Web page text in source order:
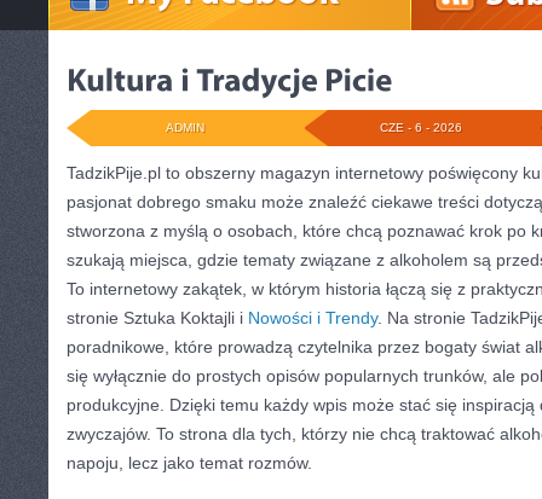
CZE - 6 - 2026
ADMIN
TadzikPije.pl to obszerny magazyn internetowy poświęcony
pasjonat dobrego smaku może znaleźć ciekawe treści
stworzona z myślą o osobach, które chcą poznawać krok po
szukają miejsca, gdzie tematy związane z alkoholem są
To internetowy zakątek, w którym historia łączą się z
stronie Sztuka Koktajli i Nowości i Trendy. Na stronie
poradnikowe, które prowadzą czytelnika przez bogaty świat
się wyłącznie do prostych opisów popularnych trunków, ale
produkcyjne. Dzięki temu każdy wpis może stać się
zwyczajów. To strona dla tych, którzy nie chcą traktować
napoju, lecz jako temat rozmów.